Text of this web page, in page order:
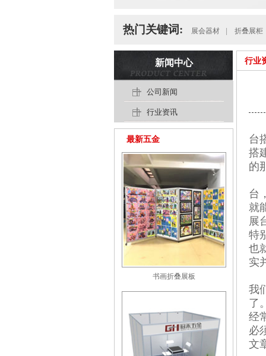
热门关键词: 展会器材 折叠展柜
行业
台
搭
的
台
就
展
特
也
实
我
了
经
必
文
新闻中心
公司新闻
行业资讯
最新五金
书画折叠展板